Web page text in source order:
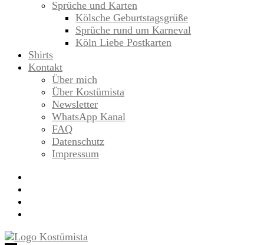
Sprüche und Karten
Kölsche Geburtstagsgrüße
Sprüche rund um Karneval
Köln Liebe Postkarten
Shirts
Kontakt
Über mich
Über Kostümista
Newsletter
WhatsApp Kanal
FAQ
Datenschutz
Impressum